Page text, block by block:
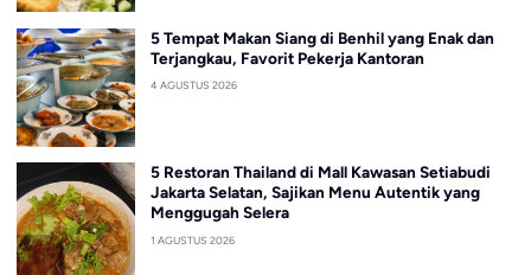
5 Tempat Makan Siang di Benhil yang Enak dan
Terjangkau, Favorit Pekerja Kantoran
4 AGUSTUS 2026
5 Restoran Thailand di Mall Kawasan Setiabudi
Jakarta Selatan, Sajikan Menu Autentik yang
Menggugah Selera
1 AGUSTUS 2026